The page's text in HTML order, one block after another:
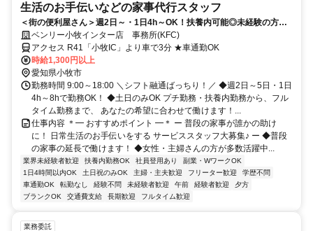
生活のお手伝いなどの家事代行スタッフ
＜街の便利屋さん＞週2日～・1日4h～OK！扶養内可能◎未経験の方大
歓迎！
ベンリー小牧インター店 事務所(KFC)
アクセス R41「小牧IC」より車で3分 ★車通勤OK
時給1,300円以上
愛知県小牧市
勤務時間 9:00～18:00 ＼シフト融通ばっちり！／ ◆週2日～5日・1日
4h～8hで勤務OK！ ◆土日のみOK プチ勤務・扶養内勤務から、フル
タイム勤務まで、 あなたの希望に合わせて働けます！...
仕事内容 ＊━ おすすめポイント ━＊ ー 普段の家事が誰かの助け
に！ 日常生活のお手伝いをする サービススタッフ大募集♪ ー ◆普段
の家事の延長で働けます！ ◆女性・主婦さんの方が多数活躍中...
業界未経験者歓迎 扶養内勤務OK 社員登用あり
副業・WワークOK
1日4時間以内OK
土日祝のみOK 主婦・主夫歓迎 フリーター歓迎
学歴不問
車通勤OK
転勤なし 経験不問 未経験者歓迎 午前 経験者歓迎
夕方
ブランクOK
交通費支給 長期歓迎 フルタイム歓迎
業務委託